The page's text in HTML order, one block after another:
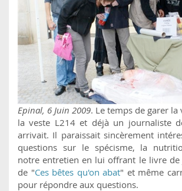
Epinal, 6 Juin 2009. Le temps de garer la
la veste L214 et déjà un journaliste
arrivait. Il paraissait sincèrement
questions sur le spécisme, la
notre entretien en lui offrant le livre de
de "Ces bêtes qu'on abat" et même
pour répondre aux questions.